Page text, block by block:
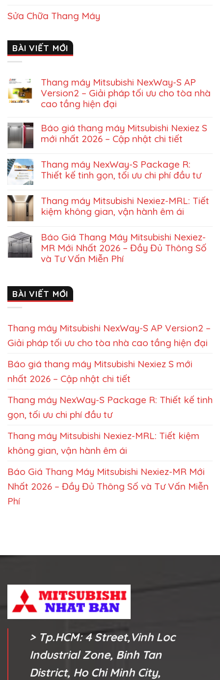
Sửa Chữa Thang Máy
BÀI VIẾT MỚI
Thang máy Mitsubishi NexWay-S AP
Version2 – Giải pháp tối ưu cho tòa nhà
cao tầng hiện đại
Báo giá thang máy Mitsubishi Nexiez S
mới nhất 2026 – Cập nhật chi tiết
Thang máy NexWay-S Package R:
Thiết kế tinh gọn, tối ưu chi phí đầu tư
Thang máy Mitsubishi Nexiez-MRL: Tiết
kiệm không gian, vận hành êm ái
Báo Giá Thang Máy Mitsubishi Nexiez-
MR Mới Nhất 2026 – Đầy Đủ Thông Số
và Tư Vấn Miễn Phí
BÀI VIẾT MỚI
Thang máy Mitsubishi NexWay-S AP Version2 –
Giải pháp tối ưu cho tòa nhà cao tầng hiện đại
Báo giá thang máy Mitsubishi Nexiez S mới
nhất 2026 – Cập nhật chi tiết
Thang máy NexWay-S Package R: Thiết kế tinh
gọn, tối ưu chi phí đầu tư
Thang máy Mitsubishi Nexiez-MRL: Tiết kiệm
không gian, vận hành êm ái
Báo Giá Thang Máy Mitsubishi Nexiez-MR Mới
Nhất 2026 – Đầy Đủ Thông Số và Tư Vấn Miễn
Phí
> Tp.HCM: 4 Street,Vinh Loc
Industrial Zone, Binh Tan
District, Ho Chi Minh City,